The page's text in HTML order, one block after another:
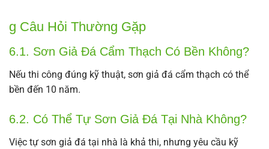
g Câu Hỏi Thường Gặp
6.1. Sơn Giả Đá Cẩm Thạch Có Bền Không?
Nếu thi công đúng kỹ thuật, sơn giả đá cẩm thạch có thể
bền đến 10 năm.
6.2. Có Thể Tự Sơn Giả Đá Tại Nhà Không?
Việc tự sơn giả đá tại nhà là khả thi, nhưng yêu cầu kỹ